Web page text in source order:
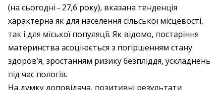
(на сьогодні – ​27,6 року), вказана тенденція
характерна як для населення сільської місцевості,
так і для міської популяції. Як відомо, постаріння
материнства асоціюється з погіршенням стану
здоров’я, зростанням ризику безпліддя, ускладнень
під час пологів.
На думку доповідача, позитивні результати